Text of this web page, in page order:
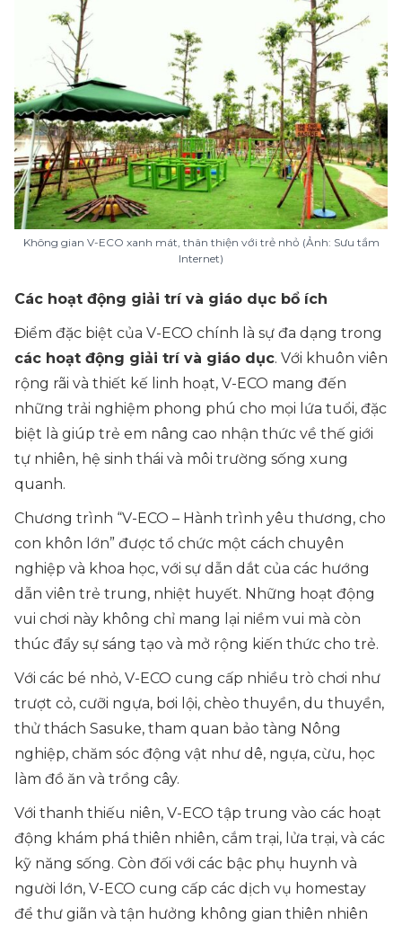
Không gian V-ECO xanh mát, thân thiện với trẻ nhỏ (Ảnh: Sưu tầm
Internet)
Các hoạt động giải trí và giáo dục bổ ích
Điểm đặc biệt của V-ECO chính là sự đa dạng trong
các hoạt động giải trí và giáo dục. Với khuôn viên
rộng rãi và thiết kế linh hoạt, V-ECO mang đến
những trải nghiệm phong phú cho mọi lứa tuổi, đặc
biệt là giúp trẻ em nâng cao nhận thức về thế giới
tự nhiên, hệ sinh thái và môi trường sống xung
quanh.
Chương trình “V-ECO – Hành trình yêu thương, cho
con khôn lớn” được tổ chức một cách chuyên
nghiệp và khoa học, với sự dẫn dắt của các hướng
dẫn viên trẻ trung, nhiệt huyết. Những hoạt động
vui chơi này không chỉ mang lại niềm vui mà còn
thúc đẩy sự sáng tạo và mở rộng kiến thức cho trẻ.
Với các bé nhỏ, V-ECO cung cấp nhiều trò chơi như
trượt cỏ, cưỡi ngựa, bơi lội, chèo thuyền, du thuyền,
thử thách Sasuke, tham quan bảo tàng Nông
nghiệp, chăm sóc động vật như dê, ngựa, cừu, học
làm đồ ăn và trồng cây.
Với thanh thiếu niên, V-ECO tập trung vào các hoạt
động khám phá thiên nhiên, cắm trại, lửa trại, và các
kỹ năng sống. Còn đối với các bậc phụ huynh và
người lớn, V-ECO cung cấp các dịch vụ homestay
để thư giãn và tận hưởng không gian thiên nhiên